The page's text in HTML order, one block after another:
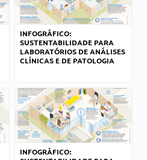
INFOGRÁFICO:
SUSTENTABILIDADE PARA
LABORATÓRIOS DE ANÁLISES
CLÍNICAS E DE PATOLOGIA
INFOGRÁFICO: